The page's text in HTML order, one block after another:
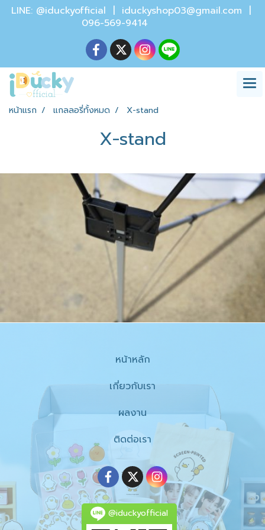
LINE: @iduckyofficial | iduckyshop03@gmail.com |
096-569-9414
หน้าแรก แกลลอรี่ทั้งหมด X-stand
X-stand
หน้าหลัก
เกี่ยวกับเรา
ผลงาน
ติดต่อเรา
@iduckyofficial